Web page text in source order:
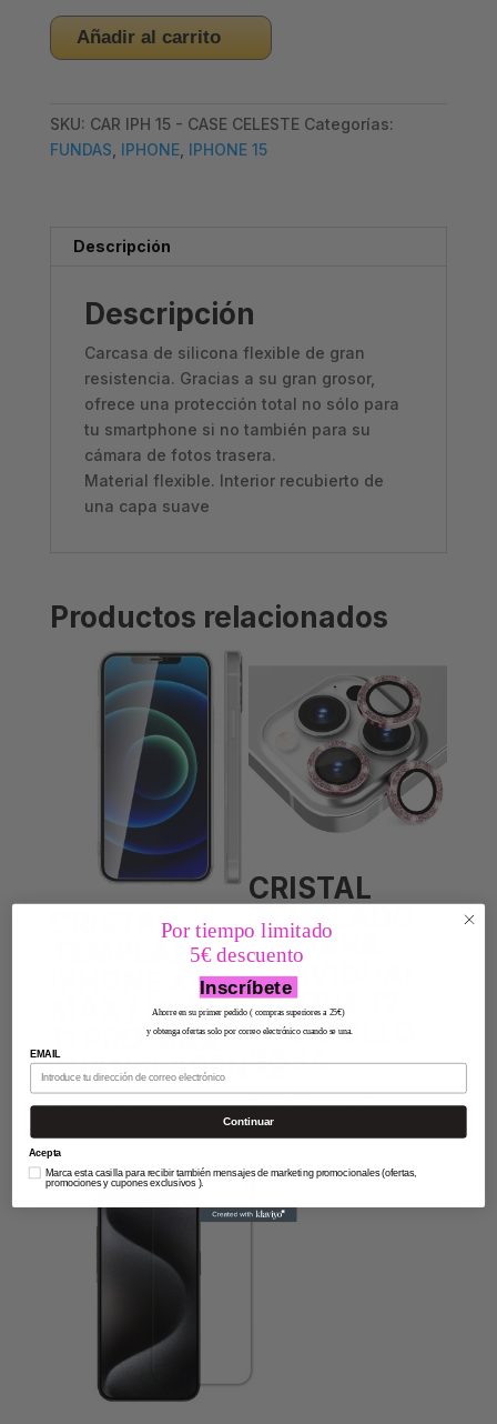
CARCASA
IPHONE
CASE
VERDE
Añadir al carrito
SKU: CAR IPH 15 - CASE CELESTE Categorías:
FUNDAS, IPHONE, IPHONE 15
Descripción
Descripción
Carcasa de silicona flexible de gran
resistencia. Gracias a su gran grosor,
ofrece una protección total no sólo para
tu smartphone si no también para su
cámara de fotos trasera.
Material flexible. Interior recubierto de
una capa suave
Productos relacionados
CRISTAL
TEMPLADO –
IPHONE XS
MAX / IPHONE
11 PRO MAX –
TRANSPARENTE
12,59€ IVA Incluido
CRISTAL
TEMPLADO
CAMARA
INDIVIDUAL –
IPHONE 12
PRO BRILLO
ROSA
12,90€ IVA Incluido
Por tiempo limitado
5€ descuento
Inscríbete
Ahorre en su primer pedido ( compras superiores a 25€)
y obtenga ofertas solo por correo electrónico cuando se una.
EMAIL
Continuar
Acepta
Marca esta casilla para recibir también mensajes de marketing promocionales (ofertas,
promociones y cupones exclusivos ).